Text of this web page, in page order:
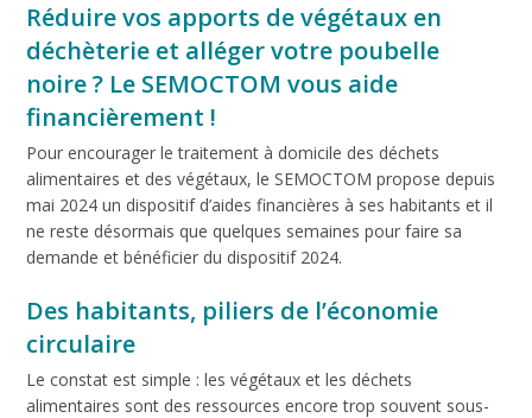
Réduire vos apports de végétaux en
déchèterie et alléger votre poubelle
noire ? Le SEMOCTOM vous aide
financièrement !
Pour encourager le traitement à domicile des déchets
alimentaires et des végétaux, le SEMOCTOM propose depuis
mai 2024 un dispositif d’aides financières à ses habitants et il
ne reste désormais que quelques semaines pour faire sa
demande et bénéficier du dispositif 2024.
Des habitants, piliers de l’économie
circulaire
Le constat est simple : les végétaux et les déchets
alimentaires sont des ressources encore trop souvent sous-